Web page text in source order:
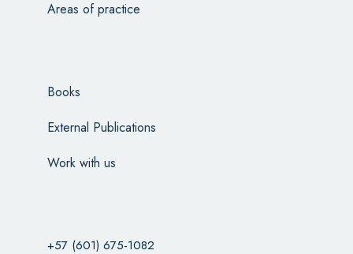
Areas of practice
Books
External Publications
Work with us
+57 (601) 675-1082